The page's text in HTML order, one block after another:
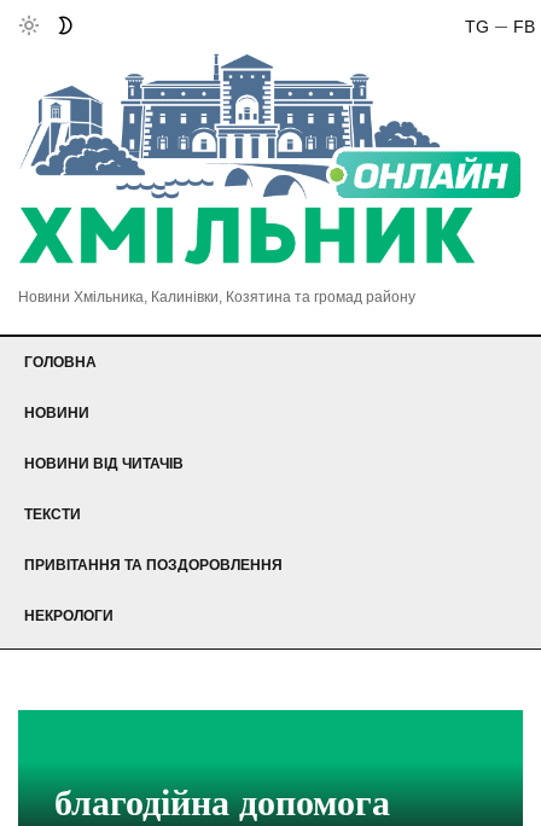
FB
TG
Новини Хмільника, Калинівки, Козятина та громад району
ГОЛОВНА
НОВИНИ
НОВИНИ ВІД ЧИТАЧІВ
ТЕКСТИ
ПРИВІТАННЯ ТА ПОЗДОРОВЛЕННЯ
НЕКРОЛОГИ
благодійна допомога